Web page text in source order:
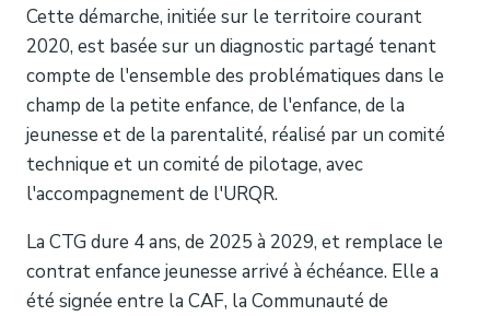
Cette démarche, initiée sur le territoire courant
2020, est basée sur un diagnostic partagé tenant
compte de l'ensemble des problématiques dans le
champ de la petite enfance, de l'enfance, de la
jeunesse et de la parentalité, réalisé par un comité
technique et un comité de pilotage, avec
l'accompagnement de l'URQR.
La CTG dure 4 ans, de 2025 à 2029, et remplace le
contrat enfance jeunesse arrivé à échéance. Elle a
été signée entre la CAF, la Communauté de